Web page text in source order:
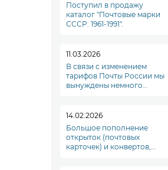
Поступил в продажу
каталог "Почтовые марки
СССР. 1961-1991".
11.03.2026
В связи с изменением
тарифов Почты России мы
вынуждены немного
делать...
14.02.2026
Большое пополнение
открыток (почтовых
карточек) и конвертов,
200-летие
50₽